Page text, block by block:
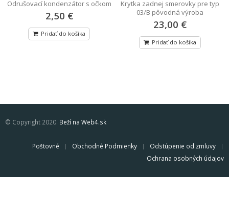
Odrušovací kondenzátor s očkom
2,50 €
Pridať do košíka
Krytka zadnej smerovky pre typ
03/B pôvodná výroba
23,00 €
Pridať do košíka
© Copyright 2020. Beží na Web4.sk
Poštovné Obchodné Podmienky
Odstúpenie od zmluvy
Ochrana osobných údajov